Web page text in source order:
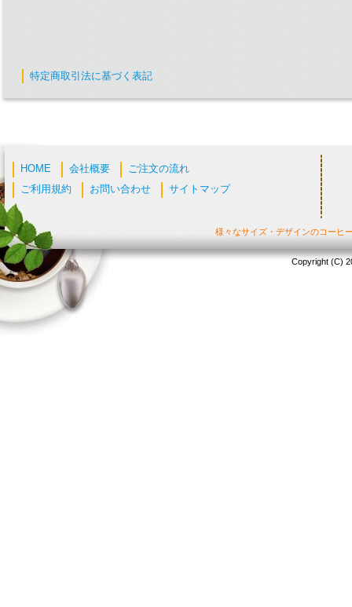
特定商取引法に基づく表記
HOME 会社概要
ご注文の流れ
ご利用規約
お問い合わせ サイトマップ
様々なサイズ・デザインのコーヒ
Copyright (C)